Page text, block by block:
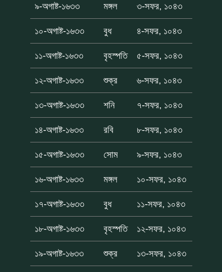
৯-অগাষ্ট-১৬৩৩ মঙ্গল ৩-সফর, ১০৪৩
১০-অগাষ্ট-১৬৩৩ বুধ ৪-সফর, ১০৪৩
১১-অগাষ্ট-১৬৩৩ বৃহস্পতি ৫-সফর, ১০৪৩
১২-অগাষ্ট-১৬৩৩ শুক্র ৬-সফর, ১০৪৩
১৩-অগাষ্ট-১৬৩৩ শনি ৭-সফর, ১০৪৩
১৪-অগাষ্ট-১৬৩৩ রবি ৮-সফর, ১০৪৩
১৫-অগাষ্ট-১৬৩৩ সোম ৯-সফর, ১০৪৩
১৬-অগাষ্ট-১৬৩৩ মঙ্গল ১০-সফর, ১০৪৩
১৭-অগাষ্ট-১৬৩৩ বুধ ১১-সফর, ১০৪৩
১৮-অগাষ্ট-১৬৩৩ বৃহস্পতি ১২-সফর, ১০৪৩
১৯-অগাষ্ট-১৬৩৩ শুক্র ১৩-সফর, ১০৪৩